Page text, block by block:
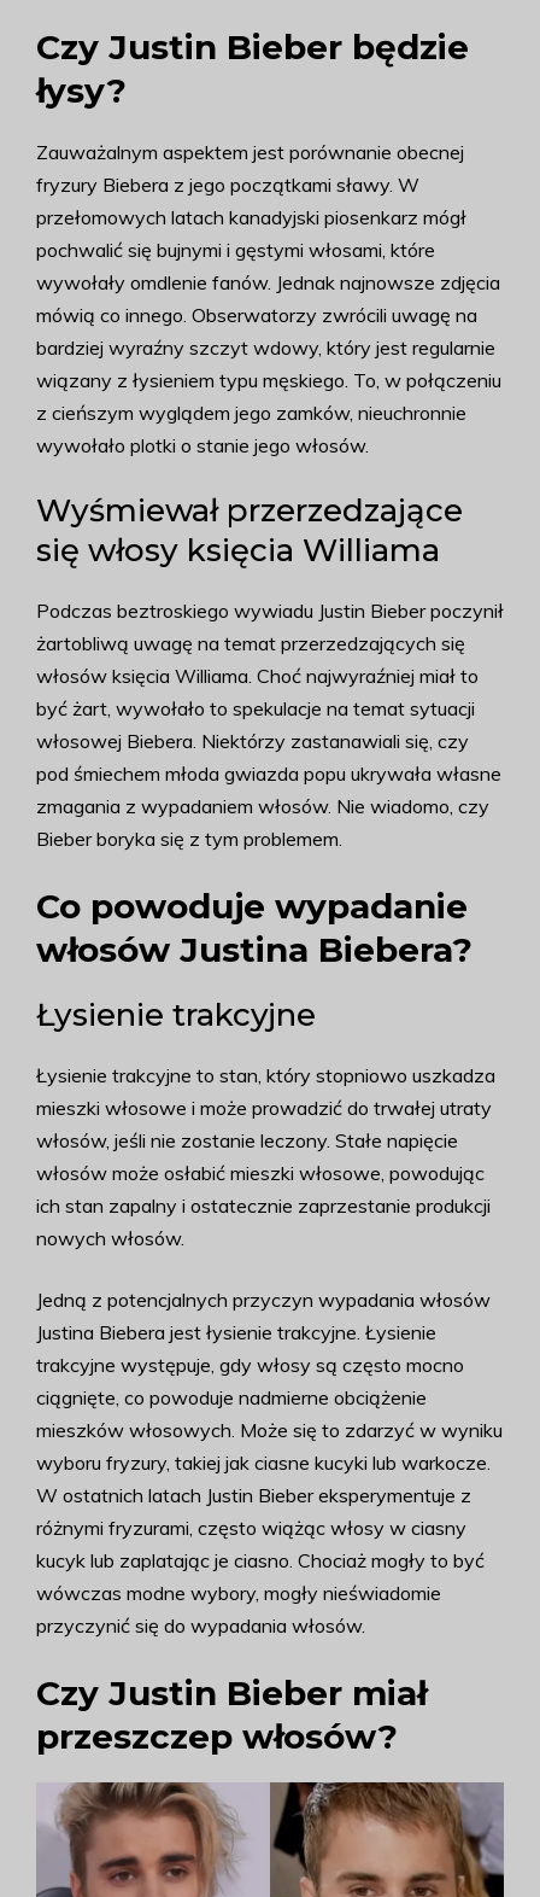
Czy Justin Bieber będzie
łysy?
Zauważalnym aspektem jest porównanie obecnej
fryzury Biebera z jego początkami sławy. W
przełomowych latach kanadyjski piosenkarz mógł
pochwalić się bujnymi i gęstymi włosami, które
wywołały omdlenie fanów. Jednak najnowsze zdjęcia
mówią co innego. Obserwatorzy zwrócili uwagę na
bardziej wyraźny szczyt wdowy, który jest regularnie
wiązany z łysieniem typu męskiego. To, w połączeniu
z cieńszym wyglądem jego zamków, nieuchronnie
wywołało plotki o stanie jego włosów.
Wyśmiewał przerzedzające
się włosy księcia Williama
Podczas beztroskiego wywiadu Justin Bieber poczynił
żartobliwą uwagę na temat przerzedzających się
włosów księcia Williama. Choć najwyraźniej miał to
być żart, wywołało to spekulacje na temat sytuacji
włosowej Biebera. Niektórzy zastanawiali się, czy
pod śmiechem młoda gwiazda popu ukrywała własne
zmagania z wypadaniem włosów. Nie wiadomo, czy
Bieber boryka się z tym problemem.
Co powoduje wypadanie
włosów Justina Biebera?
Łysienie trakcyjne
Łysienie trakcyjne to stan, który stopniowo uszkadza
mieszki włosowe i może prowadzić do trwałej utraty
włosów, jeśli nie zostanie leczony. Stałe napięcie
włosów może osłabić mieszki włosowe, powodując
ich stan zapalny i ostatecznie zaprzestanie produkcji
nowych włosów.
Jedną z potencjalnych przyczyn wypadania włosów
Justina Biebera jest łysienie trakcyjne. Łysienie
trakcyjne występuje, gdy włosy są często mocno
ciągnięte, co powoduje nadmierne obciążenie
mieszków włosowych. Może się to zdarzyć w wyniku
wyboru fryzury, takiej jak ciasne kucyki lub warkocze.
W ostatnich latach Justin Bieber eksperymentuje z
różnymi fryzurami, często wiążąc włosy w ciasny
kucyk lub zaplatając je ciasno. Chociaż mogły to być
wówczas modne wybory, mogły nieświadomie
przyczynić się do wypadania włosów.
Czy Justin Bieber miał
przeszczep włosów?